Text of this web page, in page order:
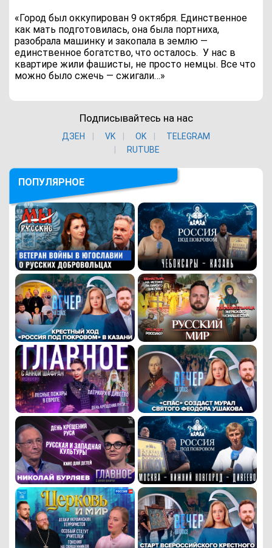
«Город был оккупирован 9 октября. Единственное
как мать подготовилась, она была портниха,
разобрала машинку и закопала в землю —
единственное богатство, что осталось. У нас в
квартире жили фашисты, не просто немцы. Все что
можно было сжечь — сжигали…»
Подписывайтесь на нас
ДЗЕН VK ОK
TELEGRAM
RUTUBE
ПОПУЛЯРНОЕ